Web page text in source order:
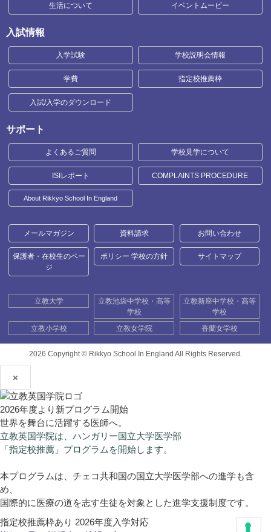
生活について イベントムービー
入試情報
入学試験 学校説明会情報
学費 指定校推薦枠
入試/入学のダウンロード
サポート
よくあるご質問 学校見学について
ISIレポート COMPLAINTS PROCEDURE
About Rikkyo School In England
メールマガジン 資料請求 お問い合わせ
保護者・在校生のペー
ジ
ポリシー 学校の方針 サイトマップ
立教大学
立教池袋中学校・高等
学校
立教新座中学校・高等
学校
立教小学校
立教女学院 香蘭女学校
2026 Copyright © Rikkyo School In England All Rights Reserved.
×
2026年度より新プログラム開始
世界を舞台に活躍する医師へ。
立教英国学院は、ハンガリー国立大学医学部
「指定校推薦」プログラムを開始します。
本プログラムは、チェコ共和国の国立大学医学部への進学も含
め、
国際的に医療の道を志す生徒を対象とした進学支援制度です。
指定校推薦枠あり 2026年度入学対応